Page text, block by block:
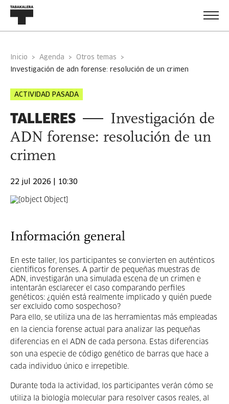
Inicio Agenda
Otros temas
investigación de adn forense: resolución de un crimen
ACTIVIDAD PASADA
TALLERES
Investigación de
ADN forense: resolución de un
crimen
22 jul 2026 | 10:30
Información general
En este taller, los participantes se convierten en auténticos
científicos forenses. A partir de pequeñas muestras de
ADN, investigarán una simulada escena de un crimen e
intentarán esclarecer el caso comparando perfiles
genéticos: ¿quién está realmente implicado y quién puede
ser excluido como sospechoso?
Para ello, se utiliza una de las herramientas más empleadas
en la ciencia forense actual para analizar las pequeñas
diferencias en el ADN de cada persona. Estas diferencias
son una especie de código genético de barras que hace a
cada individuo único e irrepetible.
Durante toda la actividad, los participantes verán cómo se
utiliza la biología molecular para resolver casos reales, al